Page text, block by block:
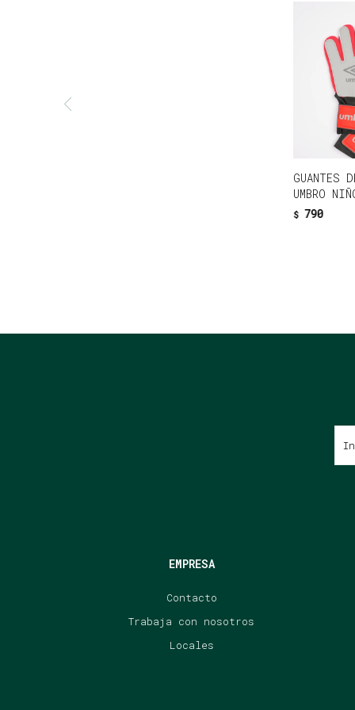
GUANTES
UMBRO
$ 790
EMPRESA
Contacto
Trabaja con nosotros
Locales